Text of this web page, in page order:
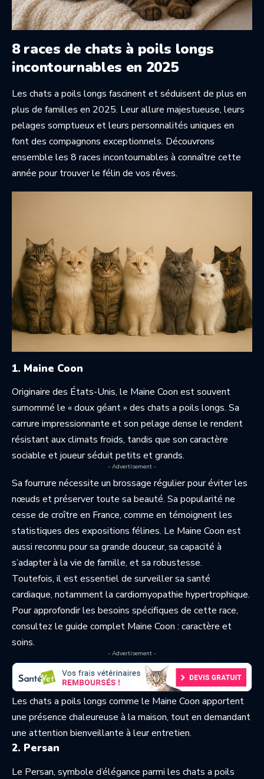
8 races de chats à poils longs
incontournables en 2025
Les chats a poils longs fascinent et séduisent de plus en
plus de familles en 2025. Leur allure majestueuse, leurs
pelages somptueux et leurs personnalités uniques en
font des compagnons exceptionnels. Découvrons
ensemble les 8 races incontournables à connaître cette
année pour trouver le félin de vos rêves.
1. Maine Coon
Originaire des États-Unis, le Maine Coon est souvent
surnommé le « doux géant » des chats a poils longs. Sa
carrure impressionnante et son pelage dense le rendent
résistant aux climats froids, tandis que son caractère
sociable et joueur séduit petits et grands.
- Advertisement -
Sa fourrure nécessite un brossage régulier pour éviter les
nœuds et préserver toute sa beauté. Sa popularité ne
cesse de croître en France, comme en témoignent les
statistiques des expositions félines. Le Maine Coon est
aussi reconnu pour sa grande douceur, sa capacité à
s’adapter à la vie de famille, et sa robustesse.
Toutefois, il est essentiel de surveiller sa santé
cardiaque, notamment la cardiomyopathie hypertrophique.
Pour approfondir les besoins spécifiques de cette race,
consultez le guide complet Maine Coon : caractère et
soins.
- Advertisement -
Les chats a poils longs comme le Maine Coon apportent
une présence chaleureuse à la maison, tout en demandant
une attention bienveillante à leur entretien.
2. Persan
Le Persan, symbole d’élégance parmi les chats a poils